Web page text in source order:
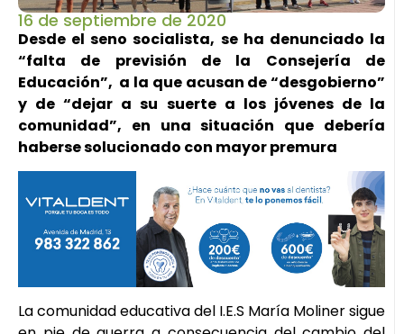
16 de septiembre de 2020
Desde el seno socialista, se ha denunciado la
“falta de previsión de la Consejería de
Educación”, a la que acusan de “desgobierno”
y de “dejar a su suerte a los jóvenes de la
comunidad”, en una situación que debería
haberse solucionado con mayor premura
La comunidad educativa del I.E.S María Moliner sigue